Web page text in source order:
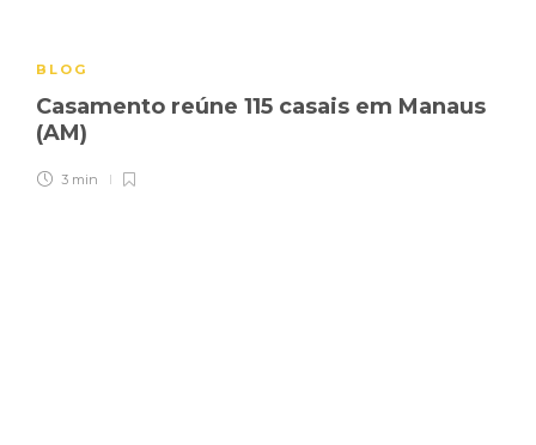
BLOG
Casamento reúne 115 casais em Manaus
(AM)
3 min